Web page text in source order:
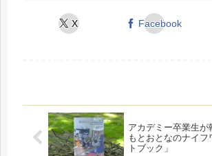
X Facebook
アカデミー卒業生が
もとおとなのナイ
トブック」